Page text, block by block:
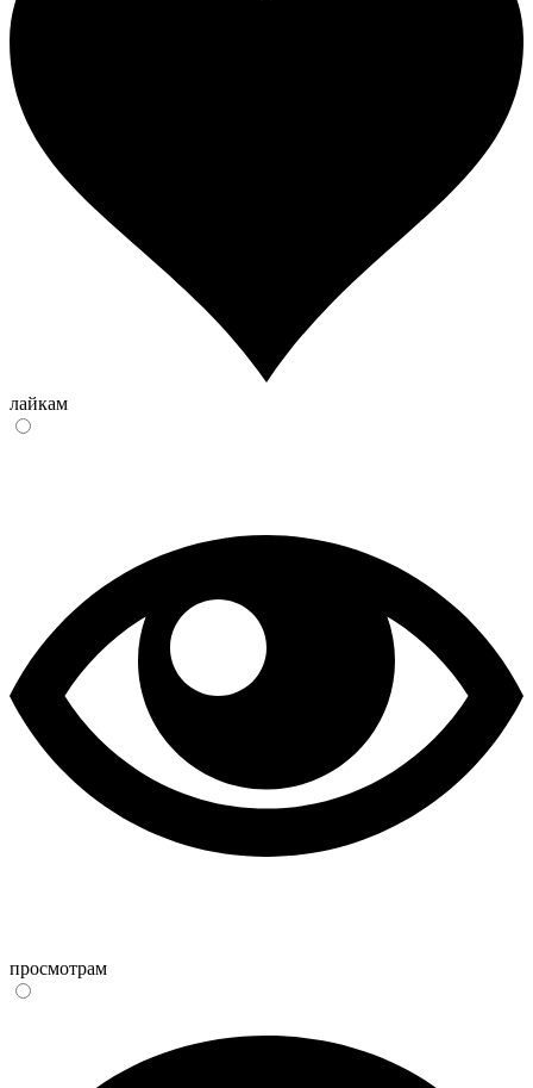
лайкам
просмотрам